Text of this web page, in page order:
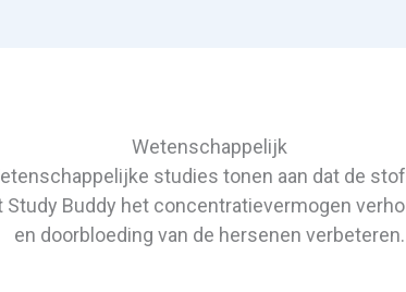
Wetenschappelijk
studies tonen aan dat de
Study Buddy het concentratievermogen
en doorbloeding van de hersenen verbeteren.